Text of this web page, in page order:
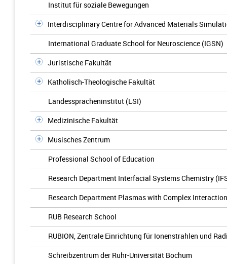
Institut für soziale Bewegungen
Interdisciplinary Centre for Advanced Materials
International Graduate School for Neuroscience (IGSN)
Juristische Fakultät
Katholisch-Theologische Fakultät
Landesspracheninstitut (LSI)
Medizinische Fakultät
Musisches Zentrum
Professional School of Education
Research Department Interfacial Systems Chemistry
Research Department Plasmas with Complex
RUB Research School
RUBION, Zentrale Einrichtung für Ionenstrahlen und
Schreibzentrum der Ruhr-Universität Bochum